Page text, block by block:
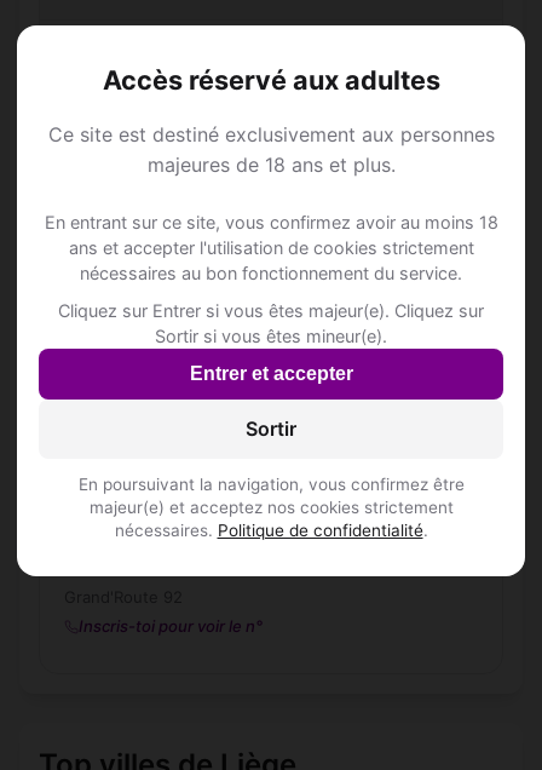
Accès réservé aux adultes
Ce site est destiné exclusivement aux personnes
majeures de 18 ans et plus.
En entrant sur ce site, vous confirmez avoir au moins 18
ans et accepter l'utilisation de cookies strictement
nécessaires au bon fonctionnement du service.
Cliquez sur Entrer si vous êtes majeur(e). Cliquez sur
Sortir si vous êtes mineur(e).
Entrer et accepter
Sortir
En poursuivant la navigation, vous confirmez être
majeur(e) et acceptez nos cookies strictement
nécessaires. Politique de confidentialité.
📍 Restaurantss 6
Au Palais des Saveurs
Grand'Route 90
Au Palais des Saveurs
Grand'Route 90
Rue de la Cité 18
Grand'Route 90
Inscris-toi pour voir le n°
La Matta
Chaussée Romaine 61
Inscris-toi pour voir le n°